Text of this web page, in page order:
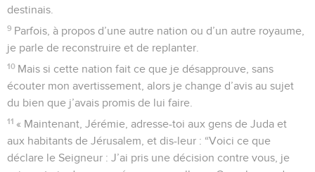
destinais.
9 Parfois, à propos d’une autre nation ou d’un autre royaume,
je parle de reconstruire et de replanter.
10 Mais si cette nation fait ce que je désapprouve, sans
écouter mon avertissement, alors je change d’avis au sujet
du bien que j’avais promis de lui faire.
11 « Maintenant, Jérémie, adresse-toi aux gens de Juda et
aux habitants de Jérusalem, et dis-leur : “Voici ce que
déclare le Seigneur : J’ai pris une décision contre vous, je